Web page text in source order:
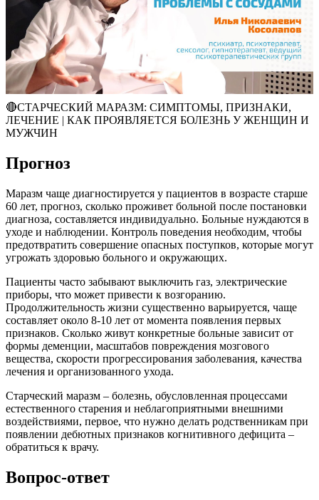
🔴СТАРЧЕСКИЙ МАРАЗМ: СИМПТОМЫ, ПРИЗНАКИ,
ЛЕЧЕНИЕ | КАК ПРОЯВЛЯЕТСЯ БОЛЕЗНЬ У ЖЕНЩИН И
МУЖЧИН
Прогноз
Маразм чаще диагностируется у пациентов в возрасте старше
60 лет, прогноз, сколько проживет больной после постановки
диагноза, составляется индивидуально. Больные нуждаются в
уходе и наблюдении. Контроль поведения необходим, чтобы
предотвратить совершение опасных поступков, которые могут
угрожать здоровью больного и окружающих.
Пациенты часто забывают выключить газ, электрические
приборы, что может привести к возгоранию.
Продолжительность жизни существенно варьируется, чаще
составляет около 8-10 лет от момента появления первых
признаков. Сколько живут конкретные больные зависит от
формы деменции, масштабов повреждения мозгового
вещества, скорости прогрессирования заболевания, качества
лечения и организованного ухода.
Старческий маразм – болезнь, обусловленная процессами
естественного старения и неблагоприятными внешними
воздействиями, первое, что нужно делать родственникам при
появлении дебютных признаков когнитивного дефицита –
обратиться к врачу.
Вопрос-ответ